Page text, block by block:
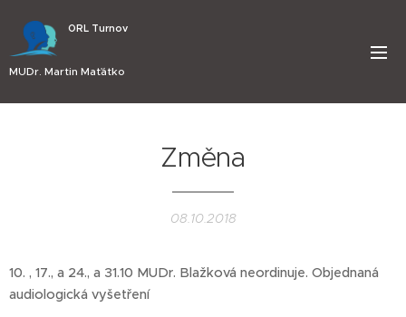
ORL Turnov
MUDr. Martin Maťátko
Změna
08.10.2018
10. , 17., a 24., a 31.10 MUDr. Blažková neordinuje. Objednaná
audiologická vyšetření